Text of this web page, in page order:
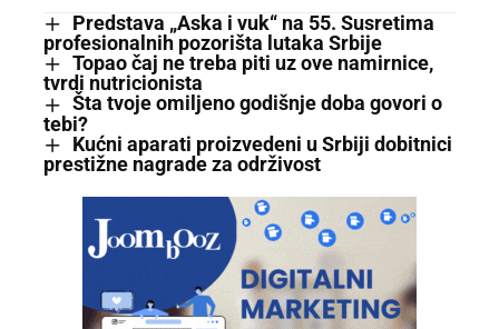
Predstava „Aska i vuk“ na 55. Susretima
profesionalnih pozorišta lutaka Srbije
Topao čaj ne treba piti uz ove namirnice,
tvrdi nutricionista
Šta tvoje omiljeno godišnje doba govori o
tebi?
Kućni aparati proizvedeni u Srbiji dobitnici
prestižne nagrade za održivost